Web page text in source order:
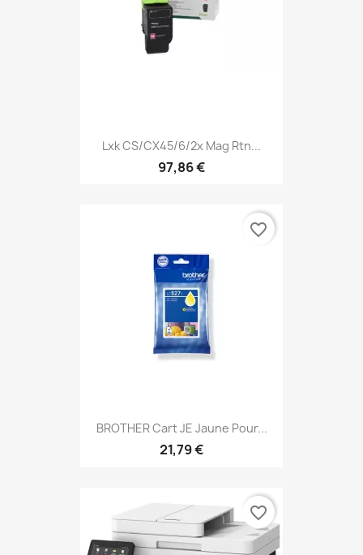
Lxk CS/CX45/6/2x Mag Rtn...
97,86 €
BROTHER Cart JE Jaune Pour...
21,79 €
favorite_border
favorite_border